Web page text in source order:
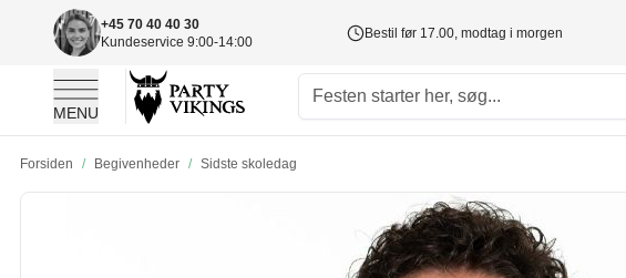
+45 70 40 40 30
Kundeservice 9:00-14:00
Bestil før 17.00, modtag i morgen
MENU
Forsiden / Begivenheder / Sidste skoledag